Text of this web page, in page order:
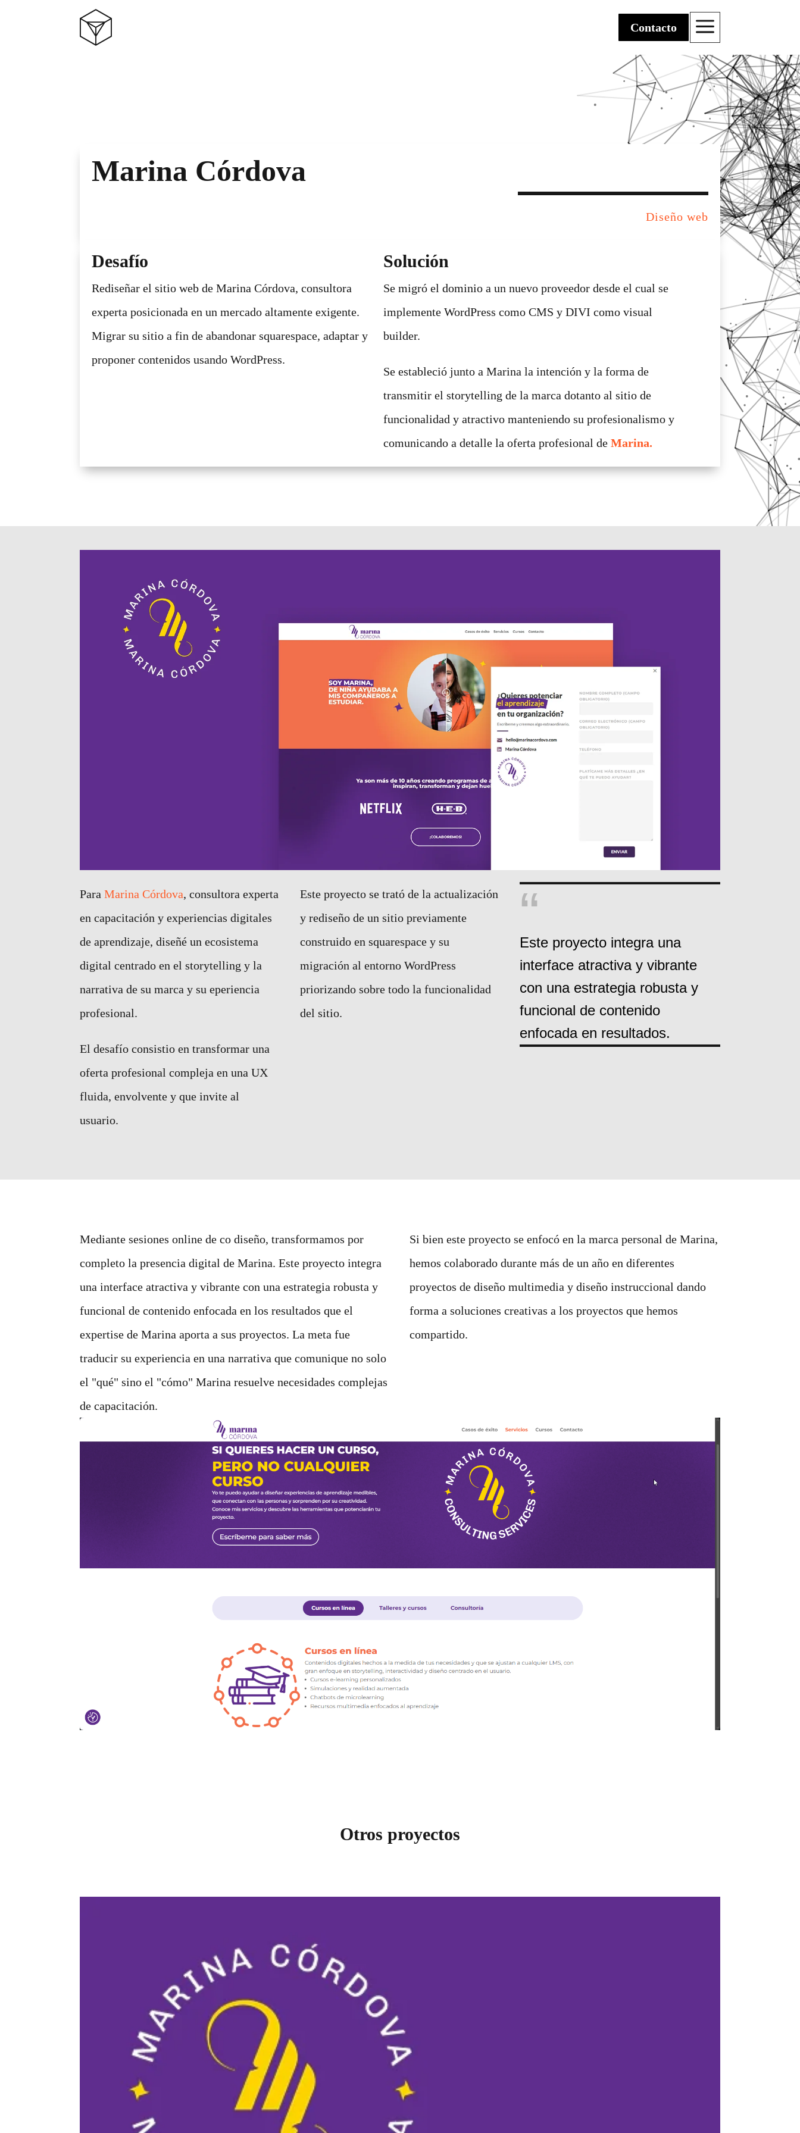
Contacto a
Marina Córdova
Diseño web
Desafío
Rediseñar el sitio web de Marina Córdova, consultora
experta posicionada en un mercado altamente exigente.
Migrar su sitio a fin de abandonar squarespace, adaptar y
proponer contenidos usando WordPress.
Solución
Se migró el dominio a un nuevo proveedor desde el cual se
implemente WordPress como CMS y DIVI como visual
builder.
Se estableció junto a Marina la intención y la forma de
transmitir el storytelling de la marca dotanto al sitio de
funcionalidad y atractivo manteniendo su profesionalismo y
comunicando a detalle la oferta profesional de Marina.
ParaMarina Córdova, consultora experta
en capacitación y experiencias digitales
de aprendizaje, diseñé un ecosistema
digital centrado en el storytelling y la
narrativa de su marca y su eperiencia
profesional.
El desafío consistio en transformar una
oferta profesional compleja en una UX
fluida, envolvente y que invite al
usuario.
Este proyecto se trató de la actualización
y rediseño de un sitio previamente
construido en squarespace y su
migración al entorno WordPress
priorizando sobre todo la funcionalidad
del sitio.
“
Este proyecto integra una
interface atractiva y vibrante
con una estrategia robusta y
funcional de contenido
enfocada en resultados.
Mediante sesiones online de co diseño, transformamos por
completo la presencia digital de Marina. Este proyecto integra
una interface atractiva y vibrante con una estrategia robusta y
funcional de contenido enfocada en los resultados que el
expertise de Marina aporta a sus proyectos. La meta fue
traducir su experiencia en una narrativa que comunique no solo
el "qué" sino el "cómo" Marina resuelve necesidades complejas
de capacitación.
Si bien este proyecto se enfocó en la marca personal de Marina,
hemos colaborado durante más de un año en diferentes
proyectos de diseño multimedia y diseño instruccional dando
forma a soluciones creativas a los proyectos que hemos
compartido.
Otros proyectos